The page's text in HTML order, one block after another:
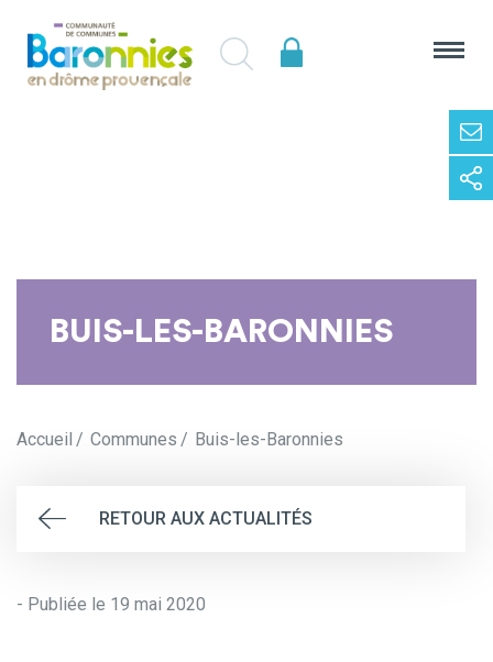
BUIS-LES-BARONNIES
Accueil Communes Buis-les-Baronnies
RETOUR AUX ACTUALITÉS
- Publiée le 19 mai 2020